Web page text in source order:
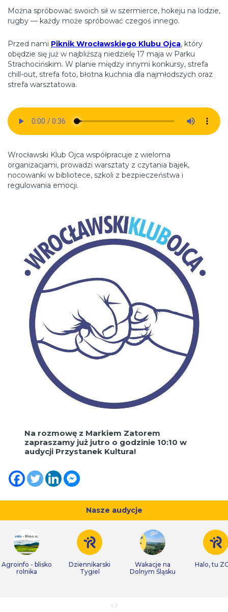
Można spróbować swoich sił w szermierce, hokeju na lodzie,
rugby — każdy może spróbować czegoś innego.
Przed nami Piknik Wrocławskiego Klubu Ojca, który
obędzie się już w najbliższą niedzielę 17 maja w Parku
Strachocińskim. W planie między innymi konkursy, strefa
chill-out, strefa foto, błotna kuchnia dla najmłodszych oraz
strefa warsztatowa.
Wrocławski Klub Ojca współpracuje z wieloma
organizacjami, prowadzi warsztaty z czytania bajek,
nocowanki w bibliotece, szkoli z bezpieczeństwa i
regulowania emocji.
Na rozmowę z Markiem Zatorem
zapraszamy już jutro o godzinie 10:10 w
audycji Przystanek Kultura!
Nasze audycje
Agroinfo - blisko
rolnika
Dziennikarski
Tygiel
Wakacje na
Dolnym Śląsku
Halo, tu